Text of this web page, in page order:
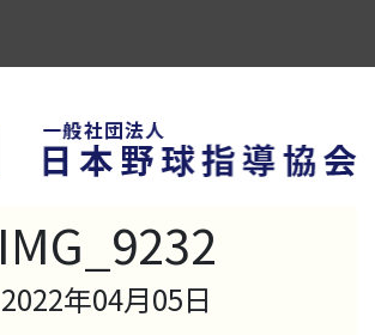
IMG_9232
2022年04月05日